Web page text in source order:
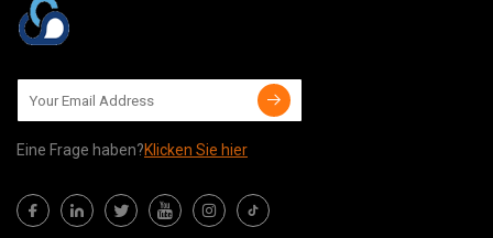
Eine Frage haben?Klicken Sie hier